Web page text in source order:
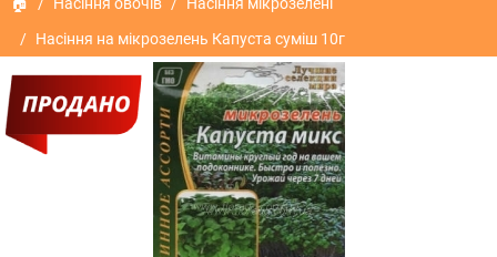
Насіння на мікрозелень Капуста суміш 10г